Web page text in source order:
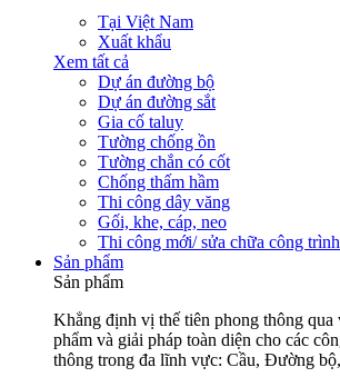
Tại Việt Nam
Xuất khẩu
Xem tất cả
Dự án đường bộ
Dự án đường sắt
Gia cố taluy
Tường chống ồn
Tường chắn có cốt
Chống thấm hầm
Thi công dây văng
Gối, khe, cáp, neo
Thi công mới/ sửa chữa công trình
Sản phẩm
Sản phẩm
Khẳng định vị thế tiên phong thông qua
phẩm và giải pháp toàn diện cho các
thông trong đa lĩnh vực: Cầu, Đường